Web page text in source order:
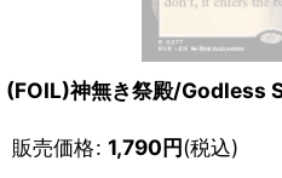
(FOIL)神無き祭殿/Godless
販売価格: 1,790円(税込)